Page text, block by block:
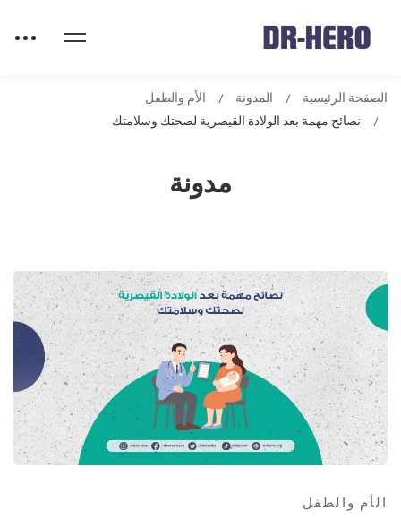
مدونة
الصفحة الرئيسية المدونة
الأم والطفل
نصائح مهمة بعد الولادة القيصرية لصحتك وسلامتك
الأم والطفل